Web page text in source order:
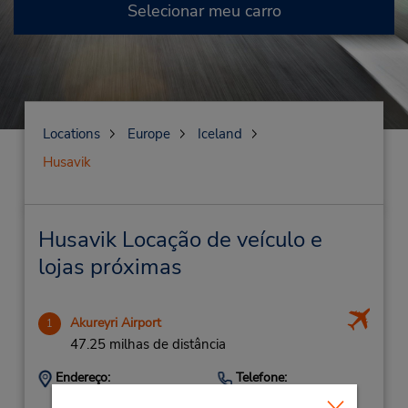
Selecionar meu carro
Locations Europe
Iceland
Husavik
Husavik Locação de veículo e
lojas próximas
1 Akureyri Airport
47.25 milhas de distância
Endereço:
Telefone: